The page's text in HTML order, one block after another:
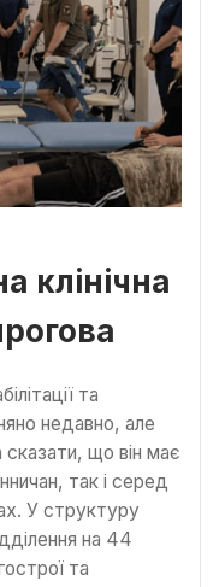
клінічна
та
недавно, але
що він має
так і серед
У структуру
на 44
та